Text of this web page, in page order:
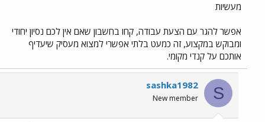
מעשיות
אפשר להגר עם הצעת עבודה, קחו בחשבון שאם אין לכם נסיון יחודי
ומבוקש במקצוע, זה כמעט בלתי אפשרי למצוא מעסיק שיעדיף
אותכם על קנדי מקומי.
S
sashka1982
New member